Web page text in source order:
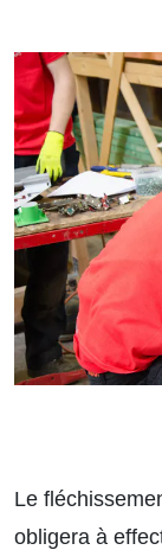
Le
obligera à